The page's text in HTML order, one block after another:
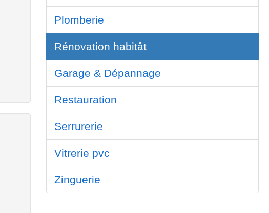
Plomberie
Rénovation habitât
Garage & Dépannage
Restauration
Serrurerie
Vitrerie pvc
Zinguerie